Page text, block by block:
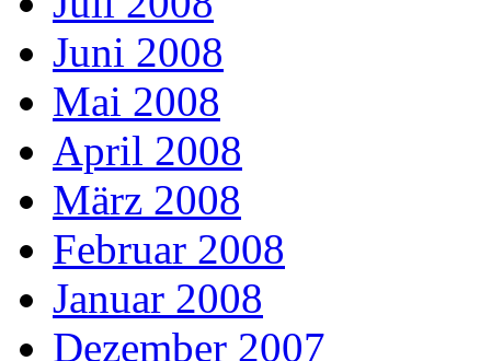
Juni 2008
Mai 2008
April 2008
März 2008
Februar 2008
Januar 2008
Dezember 2007